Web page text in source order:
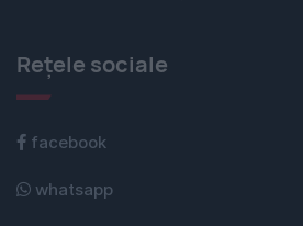
Rețele sociale
facebook
whatsapp